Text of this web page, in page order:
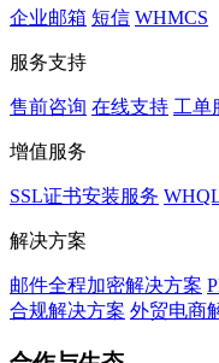
企业邮箱 短信 WHMCS
服务支持
售前咨询 在线支持 工单
增值服务
SSL证书安装服务
解决方案
邮件全程加密解决方案
合规解决方案 外贸电商